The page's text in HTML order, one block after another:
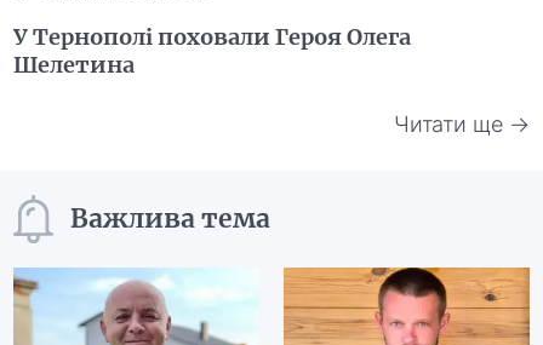
У Тернополі поховали Героя Олега
Шелетина
Читати ще →
Важлива тема